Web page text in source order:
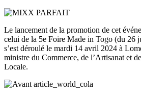
Le lancement de la promotion de cet
celui de la 5e Foire Made in Togo (du 26
s’est déroulé le mardi 14 avril 2024 à
ministre du Commerce, de l’Artisanat et
Locale.